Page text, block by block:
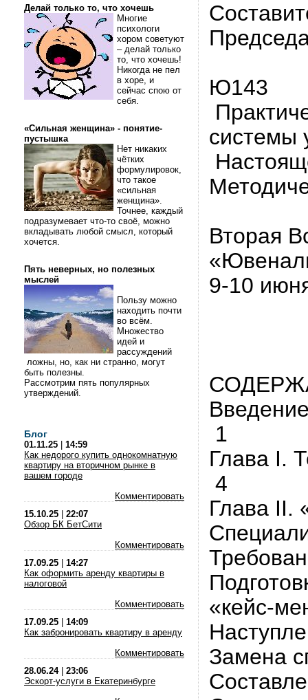
Делай только то, что хочешь
Многие
психологи
хором советуют
– делай только
то, что хочешь!
Никогда не пел
в хоре, и
сейчас спою от
себя.
«Сильная женщина» - понятие-
пустышка
Нет никаких
чётких
формулировок,
что такое
«сильная
женщина».
Точнее, каждый
подразумевает что-то своё, можно
вкладывать любой смысл, который
хочется.
Пять неверных, но полезных
мыслей
Пользу можно
находить почти
во всём.
Множество
идей и
рассуждений
ложны, но, как ни странно, могут
быть полезны.
Рассмотрим пять популярных
утверждений.
Блог
01.11.25
14:59
Как недорого купить однокомнатную
квартиру на вторичном рынке в
вашем городе
Комментировать
15.10.25
22:07
Обзор БК БетСити
Комментировать
17.09.25
14:27
Как оформить аренду квартиры в
налоговой
Комментировать
17.09.25
14:09
Как забронировать квартиру в аренду
Комментировать
28.06.24| 23:06
Эскорт-услуги в Екатеринбурге
Ю143
системы
Вторая
9-10
1
Глава I.
4
Глава II.
«кейс-
Замена